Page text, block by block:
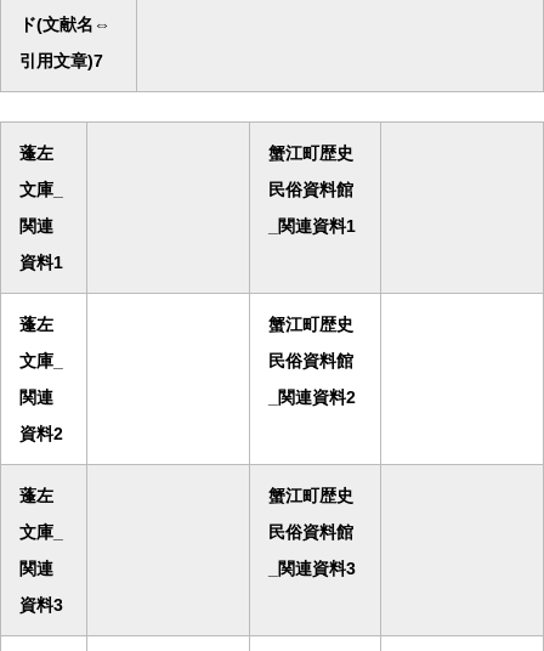
ド(文献名⇔
引用文章)7
蓬左
文庫_
関連
資料1
蟹江町歴史
民俗資料館
_関連資料1
蓬左
文庫_
関連
資料2
蟹江町歴史
民俗資料館
_関連資料2
蓬左
文庫_
関連
資料3
蟹江町歴史
民俗資料館
_関連資料3